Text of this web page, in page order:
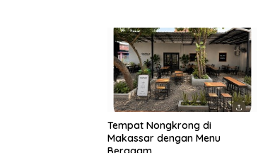
Tempat Nongkrong di
Makassar dengan Menu